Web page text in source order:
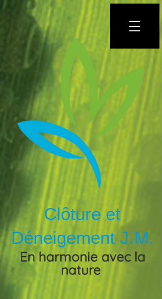
Clôture et
Déneigement J.M.
En harmonie avec la
nature